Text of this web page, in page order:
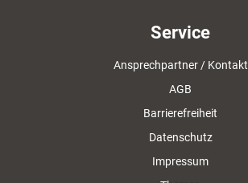
Service
Ansprechpartner / Kontakt
AGB
Barrierefreiheit
Datenschutz
Impressum